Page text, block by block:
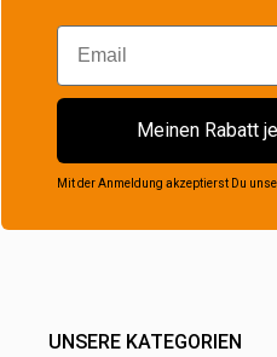
Email
Meinen Rabatt
Mit der Anmeldung akzeptierst Du
UNSERE KATEGORIEN